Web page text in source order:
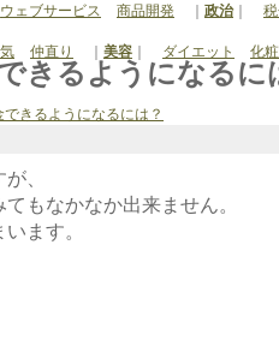
ウェブサービス 商品開発 政治｜
仲直り 美容 ダイエット
化
きるようになるに
きるようになるには？
、
もなかなか出来ません。
ます。